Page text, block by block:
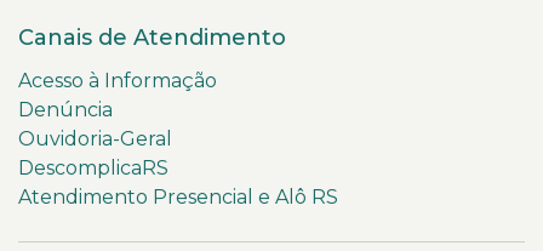
Canais de Atendimento
Acesso à Informação
Denúncia
Ouvidoria-Geral
DescomplicaRS
Atendimento Presencial e Alô RS